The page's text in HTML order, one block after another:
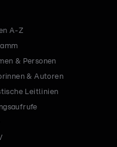
A-Z
& Personen
& Autoren
Leitlinien